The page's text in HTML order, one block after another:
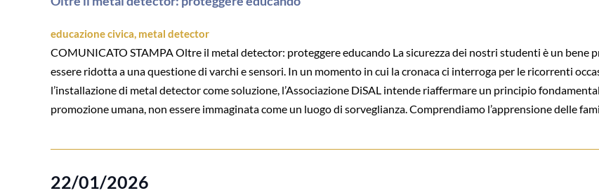
educazione civica, metal detector
COMUNICATO STAMPA Oltre il metal detector: proteggere educando La sicurezza dei nostri studenti è un bene
essere ridotta a una questione di varchi e sensori. In un momento in cui la cronaca ci interroga per le ricorrenti
l’installazione di metal detector come soluzione, l’Associazione DiSAL intende riaffermare un principio
promozione umana, non essere immaginata come un luogo di sorveglianza. Comprendiamo l’apprensione delle
22/01/2026